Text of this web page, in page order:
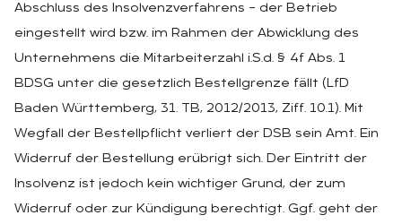
Abschluss des Insolvenzverfahrens – der Betrieb
eingestellt wird bzw. im Rahmen der Abwicklung des
Unternehmens die Mitarbeiterzahl i.S.d. § 4f Abs. 1
BDSG unter die gesetzlich Bestellgrenze fällt (LfD
Baden Württemberg, 31. TB, 2012/2013, Ziff. 10.1). Mit
Wegfall der Bestellpflicht verliert der DSB sein Amt. Ein
Widerruf der Bestellung erübrigt sich. Der Eintritt der
Insolvenz ist jedoch kein wichtiger Grund, der zum
Widerruf oder zur Kündigung berechtigt. Ggf. geht der